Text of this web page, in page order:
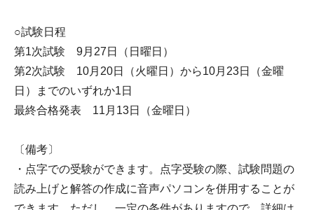
○試験日程
第1次試験 9月27日（日曜日）
第2次試験 10月20日（火曜日）から10月23日（金曜
日）までのいずれか1日
最終合格発表 11月13日（金曜日）
〔備考〕
・点字での受験ができます。点字受験の際、試験問題の
読み上げと解答の作成に音声パソコンを併用することが